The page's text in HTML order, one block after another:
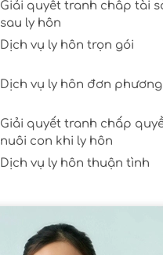
Giải quyết tranh chấp tài
sau ly hôn
Dịch vụ ly hôn trọn gói
Dịch vụ ly hôn đơn phương
Giải quyết tranh chấp
nuôi con khi ly hôn
Dịch vụ ly hôn thuận tình